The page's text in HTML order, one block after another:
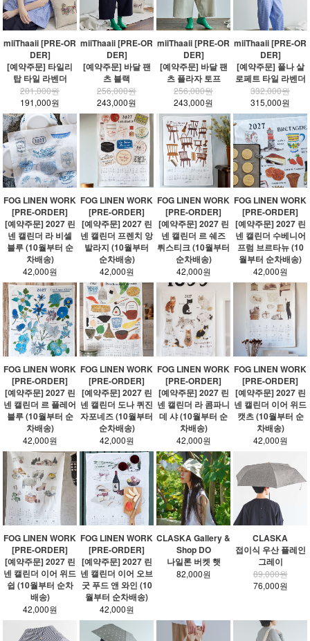
miiThaaii [PRE-OR
DER]
[예약주문] 타일리
탑 타일 라벤더
201,000원
191,000원
miiThaaii [PRE-OR
DER]
[예약주문] 바달 팬
츠 블랙
256,000원
243,000원
miiThaaii [PRE-OR
DER]
[예약주문] 바달 팬
츠 플라자 토프
256,000원
243,000원
miiThaaii [PRE-OR
DER]
[예약주문] 풀나 살
로페트 타일 라벤더
332,000원
315,000원
FOG LINEN WORK
[PRE-ORDER]
[예약주문] 2027 린
넨 캘린더 라 비셀
블루 (10월부터 순
차배송)
42,000원
FOG LINEN WORK
[PRE-ORDER]
[예약주문] 2027 린
넨 캘린더 프렌치 앙
발라지 (10월부터
순차배송)
42,000원
FOG LINEN WORK
[PRE-ORDER]
[예약주문] 2027 린
넨 캘린더 르 쉐즈
뤼스티크 (10월부터
순차배송)
42,000원
FOG LINEN WORK
[PRE-ORDER]
[예약주문] 2027 린
넨 캘린더 수베니어
프럼 브르타뉴 (10
월부터 순차배송)
42,000원
FOG LINEN WORK
[PRE-ORDER]
[예약주문] 2027 린
넨 캘린더 르 플레어
블루 (10월부터 순
차배송)
42,000원
FOG LINEN WORK
[PRE-ORDER]
[예약주문] 2027 린
넨 캘린더 도나 퀴진
자포네즈 (10월부터
순차배송)
42,000원
FOG LINEN WORK
[PRE-ORDER]
[예약주문] 2027 린
넨 캘린더 라 콤파니
데 샤 (10월부터 순
차배송)
42,000원
FOG LINEN WORK
[PRE-ORDER]
[예약주문] 2027 린
넨 캘린더 이어 위드
캣츠 (10월부터 순
차배송)
42,000원
FOG LINEN WORK
[PRE-ORDER]
[예약주문] 2027 린
넨 캘린더 이어 위드
쉽 (10월부터 순차
배송)
42,000원
FOG LINEN WORK
[PRE-ORDER]
[예약주문] 2027 린
넨 캘린더 이어 오브
굿 푸드 앤 와인 (10
월부터 순차배송)
42,000원
CLASKA Gallery &
Shop DO
나일론 버켓 햇
82,000원
CLASKA
접이식 우산 플레인
그레이
89,000원
76,000원